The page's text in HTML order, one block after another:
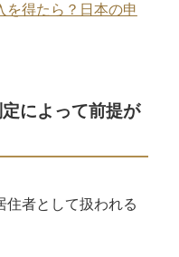
PDFデータしかない
してもそろわないと
の前提を確認してお
を得たら？日本の申
によって前提が
住者として扱われる